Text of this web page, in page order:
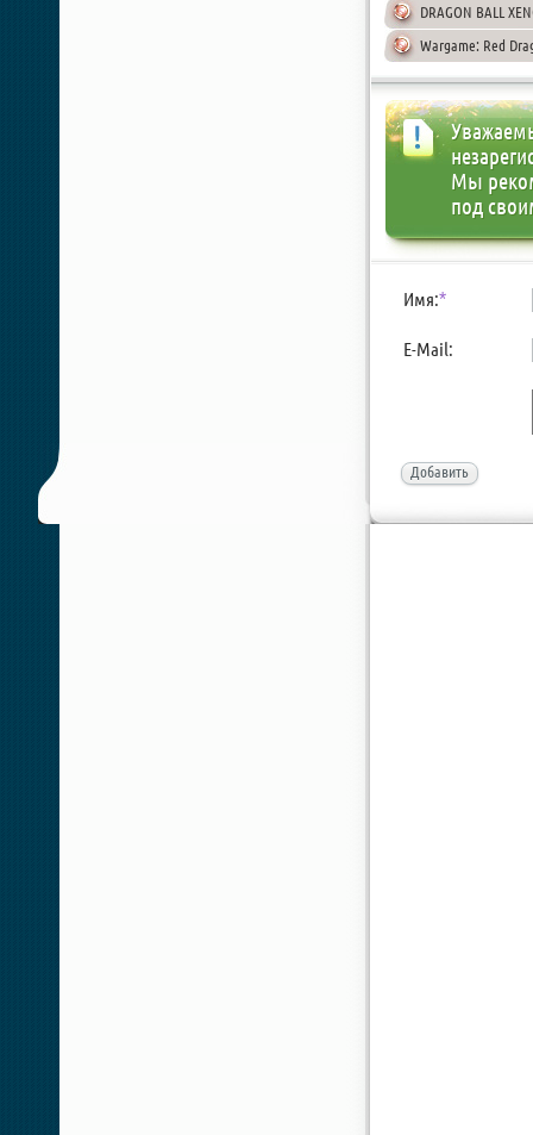
DRAGON BALL
Wargame: Red
Мы
под
Имя:*
E-Mail:
Добавить